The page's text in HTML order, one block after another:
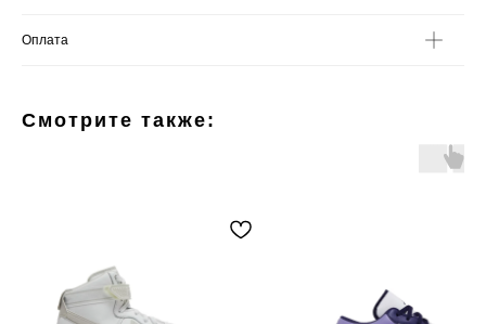
Оплата
Смотрите также: